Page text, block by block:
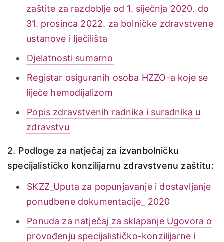
zaštite za razdoblje od 1. siječnja 2020. do
31. prosinca 2022. za bolničke zdravstvene
ustanove i lječilišta
Djelatnosti sumarno
Registar osiguranih osoba HZZO-a koje se
liječe hemodijalizom
Popis zdravstvenih radnika i suradnika u
zdravstvu
2. Podloge za natječaj za izvanbolničku
specijalističko konzilijarnu zdravstvenu zaštitu:
SKZZ_Uputa za popunjavanje i dostavljanje
ponudbene dokumentacije_ 2020
Ponuda za natječaj za sklapanje Ugovora o
provođenju specijalističko-konzilijarne i